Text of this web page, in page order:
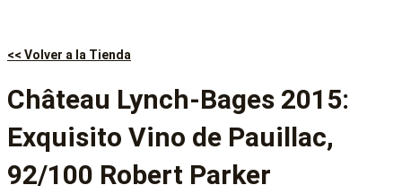
<< Volver a la Tienda
Château Lynch-Bages 2015:
Exquisito Vino de Pauillac,
92/100 Robert Parker